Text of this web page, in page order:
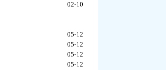
02-10
05-12
05-12
05-12
05-12